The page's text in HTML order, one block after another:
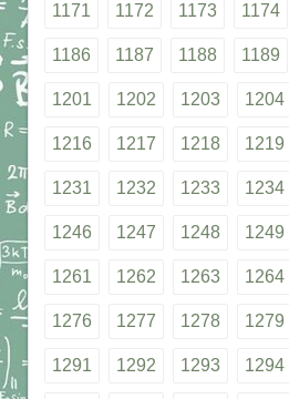
1171 1172 1173 1174
1186 1187 1188 1189
1201 1202 1203 1204
1216 1217 1218 1219
1231 1232 1233 1234
1246 1247 1248 1249
1261 1262 1263 1264
1276 1277 1278 1279
1291 1292 1293 1294